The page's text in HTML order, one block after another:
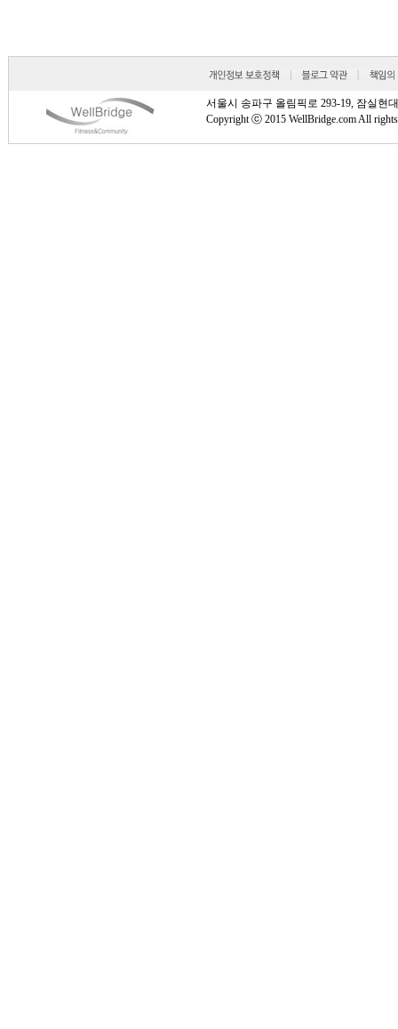
서울시 송파구 올림픽로 293-19, 잠실현
Copyright ⓒ 2015 WellBridge.com All rights